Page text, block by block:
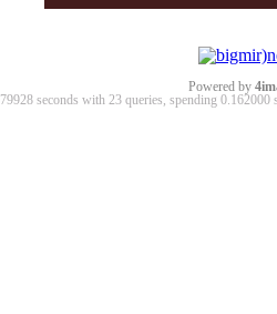
Powered by
seconds with 23 queries, spending